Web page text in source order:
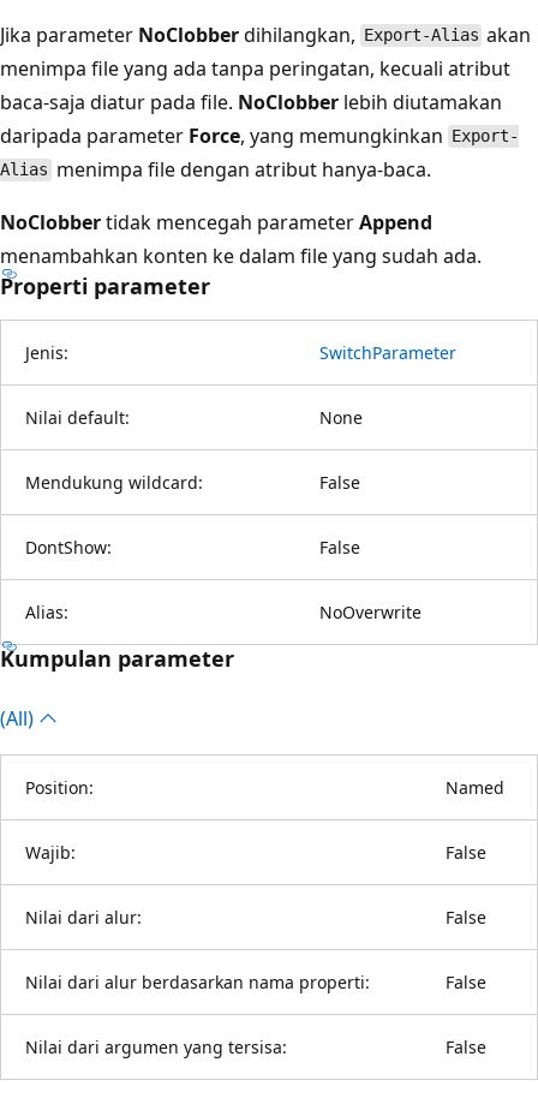
Jika parameter NoClobberdihilangkan, Export-Alias akan
menimpa file yang ada tanpa peringatan, kecuali atribut
baca-saja diatur pada file. NoClobber lebih diutamakan
daripada parameter Force, yang memungkinkan Export-
Alias menimpa file dengan atribut hanya-baca.
NoClobbertidak mencegah parameterAppend
menambahkan konten ke dalam file yang sudah ada.
Properti parameter
Jenis: SwitchParameter
Nilai default: None
Mendukung wildcard: False
DontShow: False
Alias: NoOverwrite
Kumpulan parameter
(All)
Position: Named
Wajib: False
Nilai dari alur: False
Nilai dari alur berdasarkan nama properti: False
Nilai dari argumen yang tersisa: False